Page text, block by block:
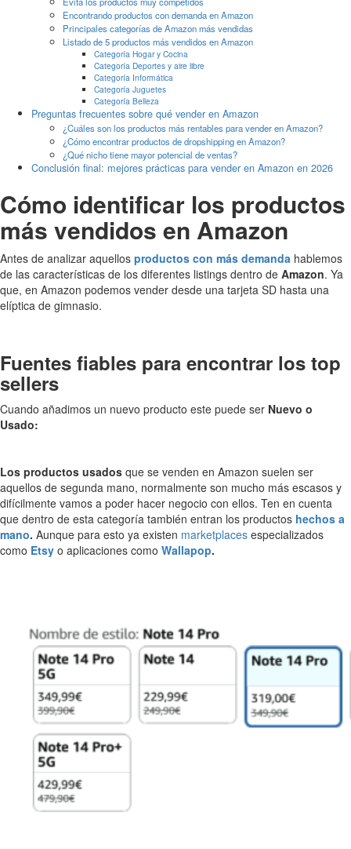
Encontrando productos con demanda en Amazon
Principales categorías de Amazon más vendidas
Listado de 5 productos más vendidos en Amazon
Categoría Hogar y Cocina
Categoría Deportes y aire libre
Categoría Informática
Categoría Juguetes
Categoría Belleza
Preguntas frecuentes sobre qué vender en Amazon
¿Cuáles son los productos más rentables para vender en Amazon?
¿Cómo encontrar productos de dropshipping en Amazon?
¿Qué nicho tiene mayor potencial de ventas?
Conclusión final: mejores prácticas para vender en Amazon en 2026
Cómo identificar los productos
más vendidos en Amazon
Antes de analizar aquellos productos con más demanda hablemos
de las características de los diferentes listings dentro de Amazon. Ya
que, en Amazon podemos vender desde una tarjeta SD hasta una
elíptica de gimnasio.
Fuentes fiables para encontrar los top
sellers
Cuando añadimos un nuevo producto este puede ser Nuevo o
Usado:
Los productos usados que se venden en Amazon suelen ser
aquellos de segunda mano, normalmente son mucho más escasos y
difícilmente vamos a poder hacer negocio con ellos. Ten en cuenta
que dentro de esta categoría también entran los productos hechos a
mano. Aunque para esto ya existen marketplaces especializados
como Etsy o aplicaciones como Wallapop.